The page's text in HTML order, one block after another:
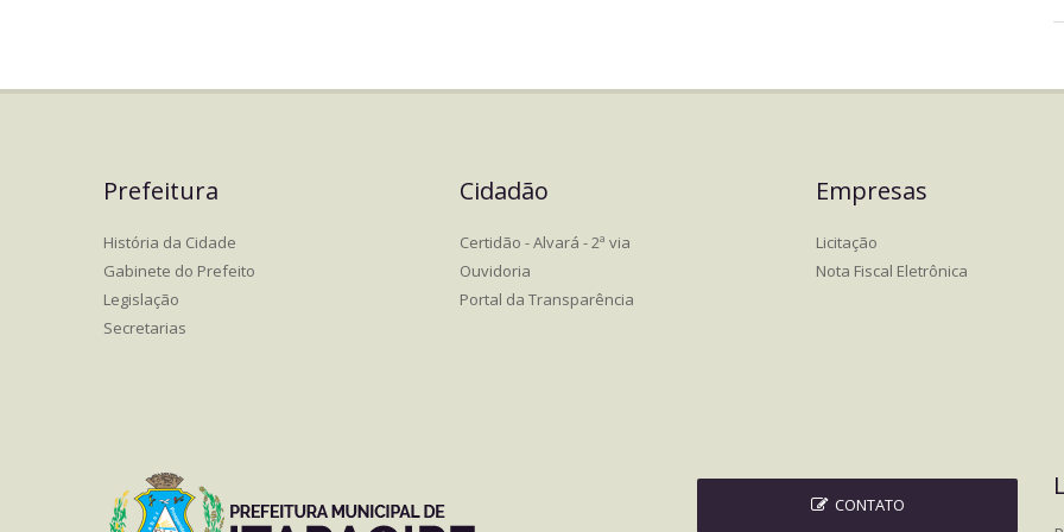
Prefeitura
História da Cidade
Gabinete do Prefeito
Legislação
Secretarias
Cidadão
Certidão - Alvará - 2ª via
Ouvidoria
Portal da Transparência
Empresas
Licitação
Nota Fiscal Eletrônica
CONTATO